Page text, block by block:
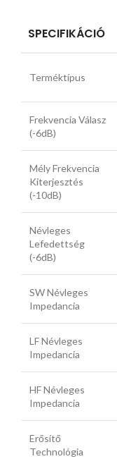
SPECIFIKÁCIÓ
Terméktípus
Frekvencia Válasz
(-6dB)
Mély Frekvencia
Kiterjesztés
(-10dB)
Névleges
Lefedettség
(-6dB)
SW Névleges
Impedancia
LF Névleges
Impedancia
HF Névleges
Impedancia
Erősítő
Technológia